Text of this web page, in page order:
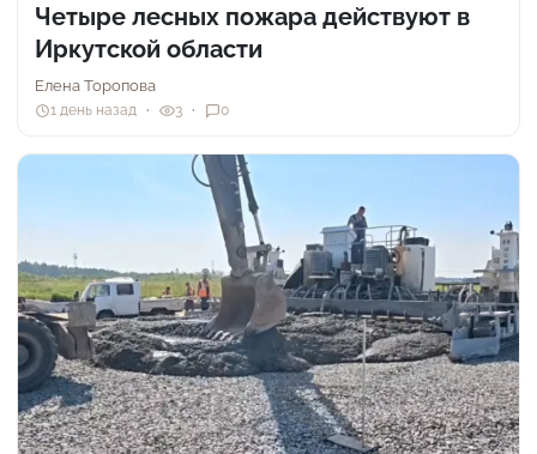
Четыре лесных пожара действуют в
Иркутской области
Елена Торопова
1 день назад 3 0